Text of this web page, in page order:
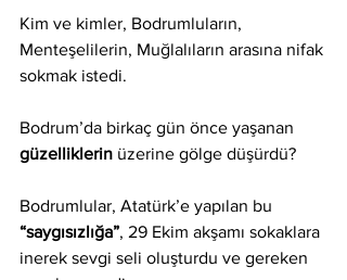
Kim ve kimler, Bodrumluların,
Menteşelilerin, Muğlalıların arasına nifak
sokmak istedi.
Bodrum’da birkaç gün önce yaşanan
güzelliklerin üzerine gölge düşürdü?
Bodrumlular, Atatürk’e yapılan bu
“saygısızlığa”, 29 Ekim akşamı sokaklara
inerek sevgi seli oluşturdu ve gereken